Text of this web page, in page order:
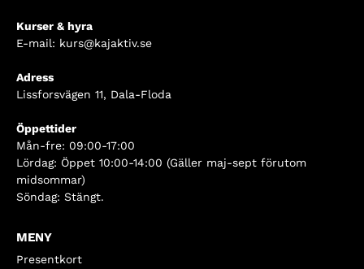
Kurser & hyra
E-mail: kurs@kajaktiv.se
Adress
Lissforsvägen 11, Dala-Floda
Öppettider
Mån-fre: 09:00-17:00
Lördag: Öppet 10:00-14:00 (Gäller maj-sept förutom
midsommar)
Söndag: Stängt.
MENY
Presentkort